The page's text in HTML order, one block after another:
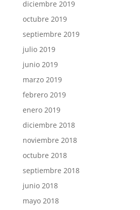
diciembre 2019
octubre 2019
septiembre 2019
julio 2019
junio 2019
marzo 2019
febrero 2019
enero 2019
diciembre 2018
noviembre 2018
octubre 2018
septiembre 2018
junio 2018
mayo 2018